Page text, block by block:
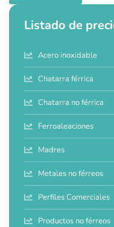
Listado de
Acero inoxidable
Chatarra férrica
Chatarra no férrica
Ferroaleaciones
Madres
Metales no férreos
Perfiles Comerciales
Productos no férreos